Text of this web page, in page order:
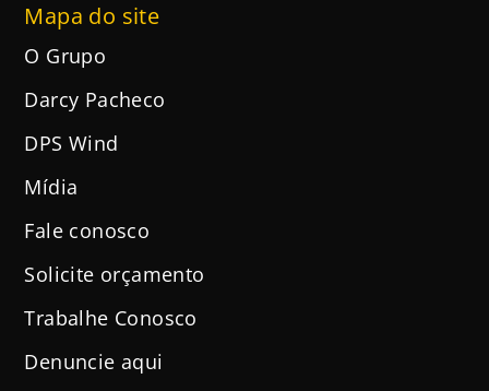
Mapa do site
O Grupo
Darcy Pacheco
DPS Wind
Mídia
Fale conosco
Solicite orçamento
Trabalhe Conosco
Denuncie aqui